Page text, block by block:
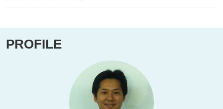
PROFILE